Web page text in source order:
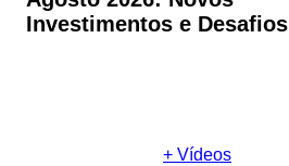
Investimentos e Desafios
+ Vídeos